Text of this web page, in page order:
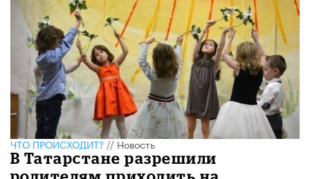
ЧТО ПРОИСХОДИТ?//Новость
В Татарстане разрешили